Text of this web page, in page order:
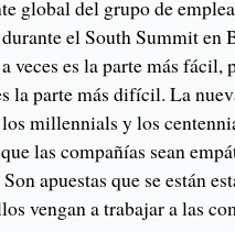
global del grupo de
el South Summit en
veces es la parte más fácil,
la parte más difícil. La
millennials y los
las compañías sean
apuestas que se están
vengan a trabajar a las